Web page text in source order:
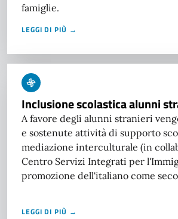
famiglie.
LEGGI DI PIÙ →
Inclusione scolastica alunni
A favore degli alunni stranieri
e sostenute attività di supporto
mediazione interculturale (in
Centro Servizi Integrati per
promozione dell'italiano come
LEGGI DI PIÙ →